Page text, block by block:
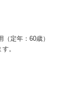
定年：60歳）
。